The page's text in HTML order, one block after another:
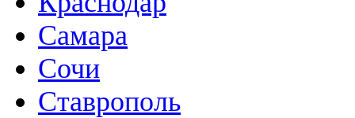
Самара
Сочи
Ставрополь